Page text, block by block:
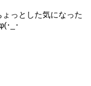
っとした気になった
･_･